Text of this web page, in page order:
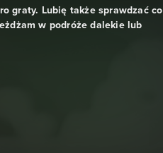
graty. Lubię także sprawdzać co
w podróże dalekie lub